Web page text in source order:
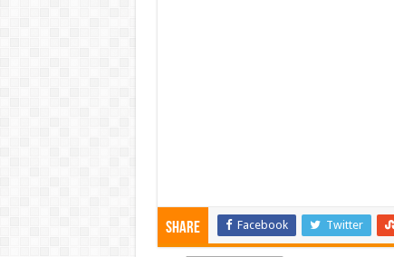
Share Facebook Twitter